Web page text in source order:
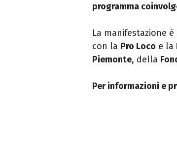
programma
La manifestazione
con la Pro Loco e la
Piemonte, della
Per informazioni e